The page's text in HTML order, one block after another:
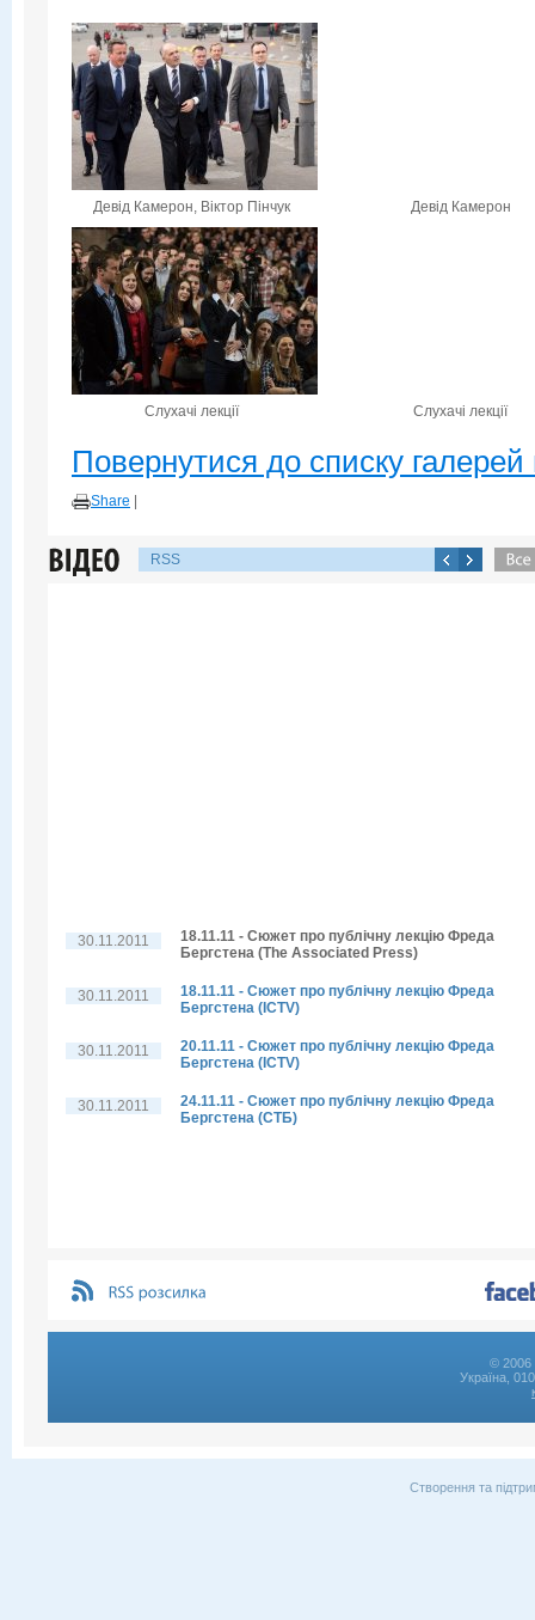
Девід Камерон, Віктор Пінчук Девід Камерон
Слухачі лекції Слухачі лекції
Повернутися до списку галерей
Share
RSS
30.11.2011
18.11.11 - Сюжет про публічну лекцію Фреда
Бергстена (The Associated Press)
30.11.2011
18.11.11 - Сюжет про публічну лекцію Фреда
Бергстена (ICTV)
30.11.2011
20.11.11 - Сюжет про публічну лекцію Фреда
Бергстена (ICTV)
30.11.2011
24.11.11 - Сюжет про публічну лекцію Фреда
Бергстена (СТБ)
© 2006
Україна,
Створення та